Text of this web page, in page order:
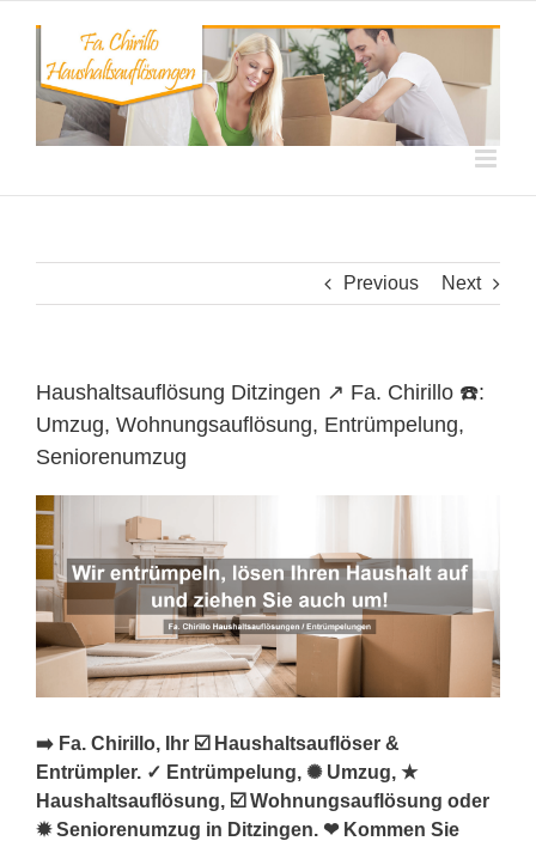
content
Previous Next
Haushaltsauflösung Ditzingen ↗️ Fa. Chirillo ☎️:
Umzug, Wohnungsauflösung, Entrümpelung,
Seniorenumzug
➡️ Fa. Chirillo, Ihr ☑️ Haushaltsauflöser &
Entrümpler. ✓ Entrümpelung, ✺ Umzug, ★
Haushaltsauflösung, ☑️ Wohnungsauflösung oder
✹ Seniorenumzug in Ditzingen. ❤ Kommen Sie